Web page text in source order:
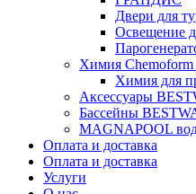
Двери для
Освещение
Химия Chemoform
Химия для
Аксессуары
Бассейны
MAGNAPOOL
Оплата и доставка
Оплата и доставка
Услуги